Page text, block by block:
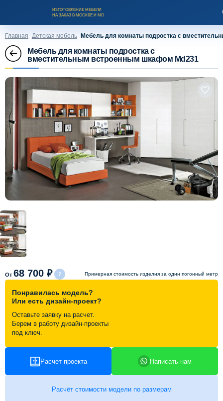
ИЗГОТОВЛЕНИЕ МЕБЕЛИ
НА ЗАКАЗ В МОСКВЕ И МО
Заказать звонок
Каталог мебели на заказ
О компании
Оплата и доставка
Рассрочка и кредит
Схема работы
Акции и скидки
Портфолио
Видеоотзывы
Статьи
Главная Детская мебель Мебель для комнаты подростка с
Мебель для комнаты подростка с
вместительным встроенным шкафом Md231
От 68 700 ₽ Примерная стоимость изделия за один погонный метр
Понравилась модель?
Или есть дизайн-проект?
Оставьте заявку на расчет.
Берем в работу дизайн-проекты
под ключ.
Расчет проекта Написать нам
Расчёт стоимости модели по размерам